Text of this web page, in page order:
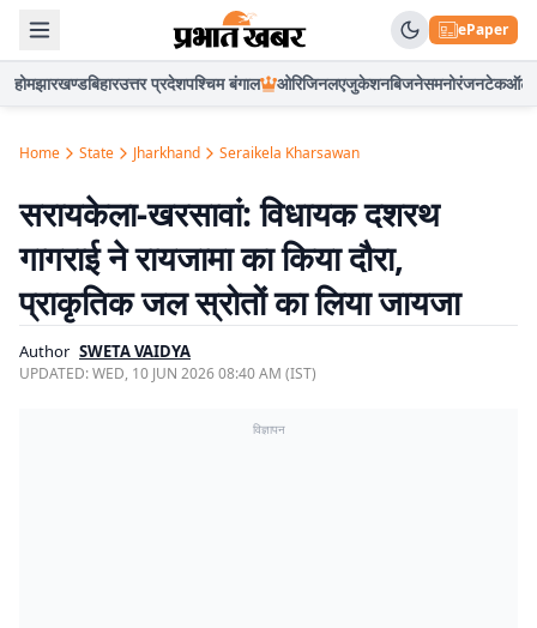
ePaper
होमझारखण्डबिहारउत्तर प्रदेशपश्चिम बंगाल ओरिजिनलएजुकेशनबिजनेसमनोरंजनटेकऑटो
Home State Jharkhand Seraikela Kharsawan
सरायकेला-खरसावां: विधायक दशरथ
गागराई ने रायजामा का किया दौरा,
प्राकृतिक जल स्रोतों का लिया जायजा
Author SWETA VAIDYA
UPDATED:WED, 10 JUN 2026 08:40 AM (IST)
विज्ञापन